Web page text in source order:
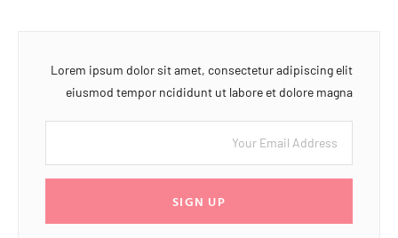
Lorem ipsum dolor sit amet, consectetur adipiscing elit
eiusmod tempor ncididunt ut labore et dolore magna
SIGN UP